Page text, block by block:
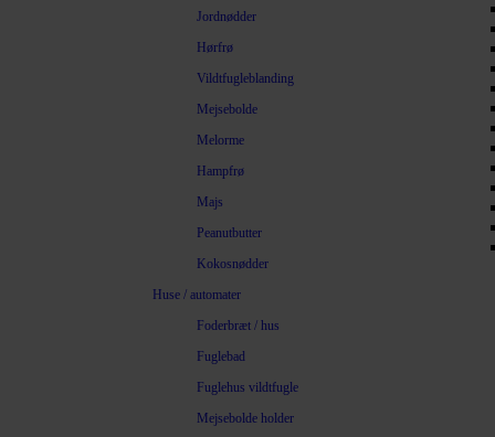
Jordnødder
Hørfrø
Vildtfugleblanding
Mejsebolde
Melorme
Hampfrø
Majs
Peanutbutter
Kokosnødder
Huse / automater
Foderbræt / hus
Fuglebad
Fuglehus vildtfugle
Mejsebolde holder